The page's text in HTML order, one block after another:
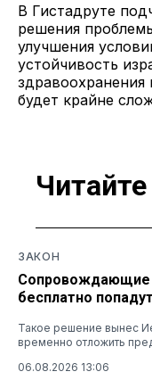
В Гистадруте
решения
улучшения
устойчивость
здравоохранения
будет крайне
ЗАКОН
Сопровождающие
бесплатно
Такое решение вынес
временно отложить
06.08.2026 13:06